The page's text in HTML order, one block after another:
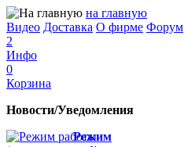
на главную
Видео Доставка О фирме Форум
2
Инфо
0
Корзина
Новости/Уведомления
Режим